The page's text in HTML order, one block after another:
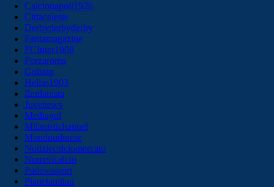
Calcionapoli1926
Cittaceleste
Derbyderbyderby
Fantamagazine
FCInter1908
Forzaroma
Golssip
Hellas1903
Ilmilanista
Juvenews
Mediagol
Milanistichannel
Mondoudinese
Notiziecalciomercato
Numericalcio
Padovasport
Pianetamilan